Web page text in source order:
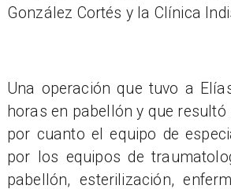
González Cortés y la Clínica
Una operación que tuvo a
horas en pabellón y que resultó
por cuanto el equipo de
por los equipos de
pabellón, esterilización,